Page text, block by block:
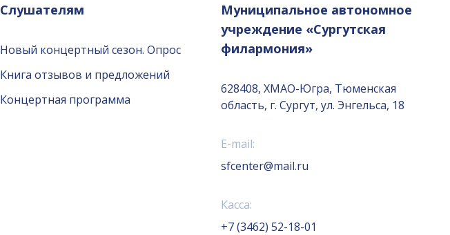
Слушателям
Новый концертный сезон. Опрос
Книга отзывов и предложений
Концертная программа
Муниципальное автономное
учреждение «Сургутская
филармония»
628408, ХМАО-Югра, Тюменская
область, г. Сургут, ул. Энгельса, 18
E-mail:
sfcenter@mail.ru
Касса:
+7 (3462) 52-18-01